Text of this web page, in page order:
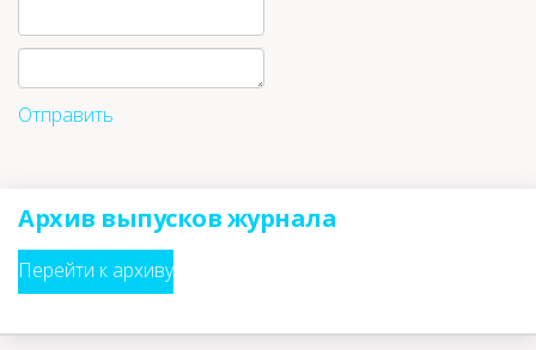
Отправить
Архив выпусков журнала
Перейти к архиву